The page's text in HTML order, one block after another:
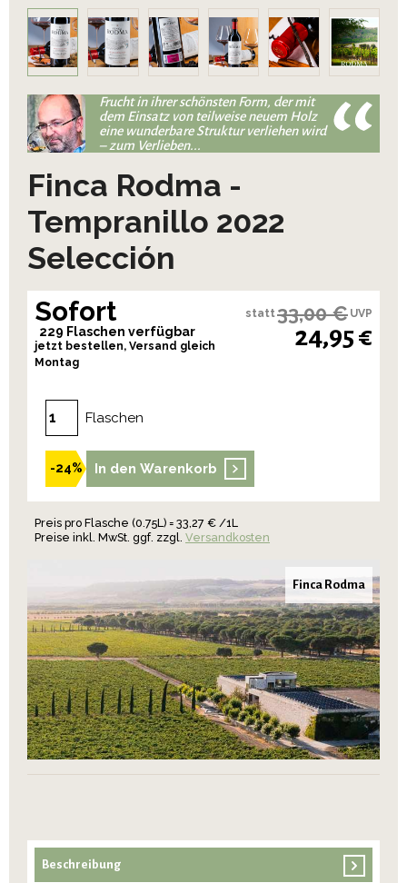
Frucht in ihrer schönsten Form, der mit
dem Einsatz von teilweise neuem Holz
eine wunderbare Struktur verliehen wird
– zum Verlieben...
Finca Rodma -
Tempranillo 2022
Selección
Sofort
229 Flaschen verfügbar
jetzt bestellen, Versand gleich
Montag
statt33,00 € UVP
24,95 €
Flaschen
-24% In den Warenkorb
Preis pro Flasche (0.75L) = 33,27 € /1L
Preise inkl. MwSt. ggf. zzgl. Versandkosten
Finca Rodma
Beschreibung